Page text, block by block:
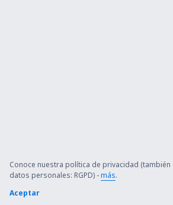
Conoce nuestra política de privacidad
datos personales: RGPD) -más.
Aceptar